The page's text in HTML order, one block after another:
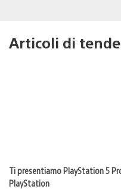
Articoli di
Ti presentiamo PlayStation 5
PlayStation